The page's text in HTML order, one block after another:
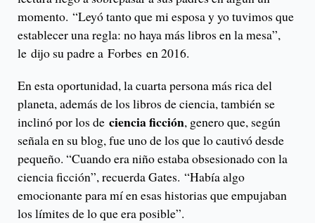
momento. “Leyó tanto que mi esposa y yo tuvimos que
establecer una regla: no haya más libros en la mesa”,
le dijo su padre a Forbes en 2016.
En esta oportunidad, la cuarta persona más rica del
planeta, además de los libros de ciencia, también se
inclinó por los de ciencia ficción, genero que, según
señala en su blog, fue uno de los que lo cautivó desde
pequeño. “Cuando era niño estaba obsesionado con la
ciencia ficción”, recuerda Gates. “Había algo
emocionante para mí en esas historias que empujaban
los límites de lo que era posible”.